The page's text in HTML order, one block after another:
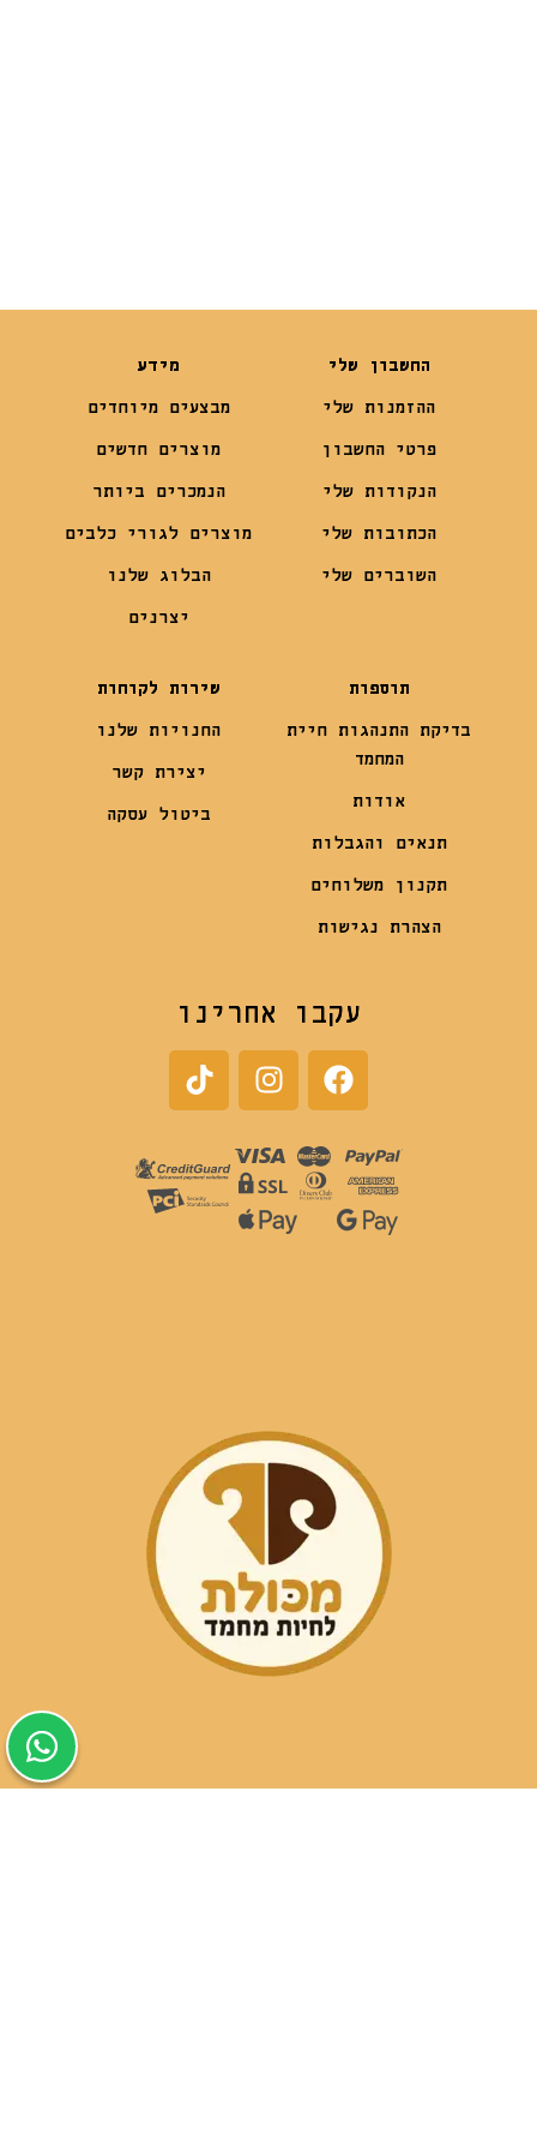
החשבון שלי
ההזמנות שלי
פרטי החשבון
הנקודות שלי
הכתובות שלי
השוברים שלי
מידע
מבצעים מיוחדים
מוצרים חדשים
הנמכרים ביותר
מוצרים לגורי כלבים
הבלוג שלנו
יצרנים
תוספות
בדיקת התנהגות חיית
המחמד
אודות
תנאים והגבלות
תקנון משלוחים
הצהרת נגישות
שירות לקוחות
החנויות שלנו
יצירת קשר
ביטול עסקה
עקבו אחרינו